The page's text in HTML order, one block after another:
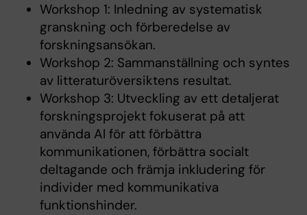
Workshop 1: Inledning av systematisk
granskning och förberedelse av
forskningsansökan.
Workshop 2: Sammanställning och syntes
av litteraturöversiktens resultat.
Workshop 3: Utveckling av ett detaljerat
forskningsprojekt fokuserat på att
använda AI för att förbättra
kommunikationen, förbättra socialt
deltagande och främja inkludering för
individer med kommunikativa
funktionshinder.